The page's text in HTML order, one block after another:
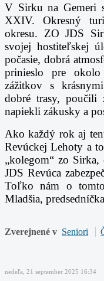
V Sirku na Gemeri
XXIV. Okresný
okresu. ZO JDS
svojej hostiteľskej
počasie, dobrá
prinieslo pre
zážitkov s
dobré trasy, poučili
napiekli zákusky a
Ako každý rok aj
Revúckej Lehoty a
„kolegom“ zo
JDS Revúca
Toľko nám o
Mladšia,
Zverejnené v Seniori
nedeľa, 21 september 2025 16:34